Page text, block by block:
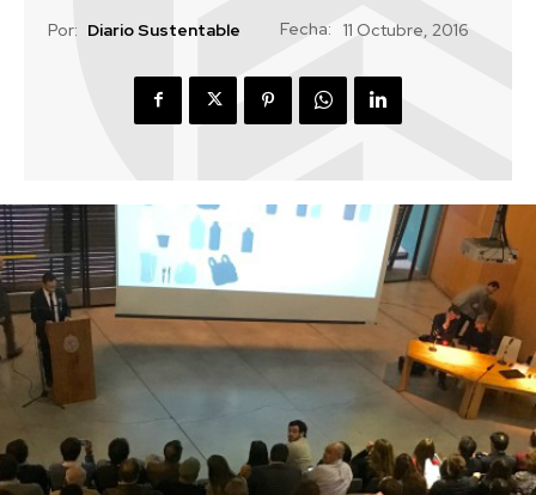
Por: Diario Sustentable Fecha: 11 Octubre, 2016